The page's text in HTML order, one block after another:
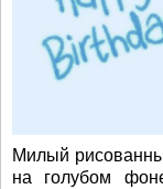
Милый
на голубом